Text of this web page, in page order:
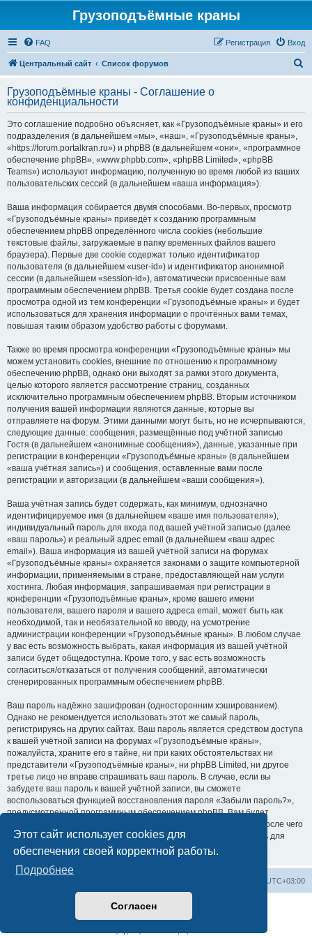
Этот сайт использует cookies для
обеспечения своей корректной работы.
Подробнее
Согласен
Грузоподъёмные краны
FAQ Вход
Регистрация
Центральный сайт Список форумов
с
Грузоподъёмные краны - Соглашение о
конфиденциальности
Это соглашение подробно объясняет, как «Грузоподъёмные краны» и его
подразделения (в дальнейшем «мы», «наш», «Грузоподъёмные краны»,
«https://forum.portalkran.ru») и phpBB (в дальнейшем «они», «программное
обеспечение phpBB», «www.phpbb.com», «phpBB Limited», «phpBB
Teams») используют информацию, полученную во время любой из ваших
пользовательских сессий (в дальнейшем «ваша информация»).
Ваша информация собирается двумя способами. Во-первых, просмотр
«Грузоподъёмные краны» приведёт к созданию программным
обеспечением phpBB определённого числа cookies (небольшие
текстовые файлы, загружаемые в папку временных файлов вашего
браузера). Первые две cookie содержат только идентификатор
пользователя (в дальнейшем «user-id») и идентификатор анонимной
сессии (в дальнейшем «session-id»), автоматически присвоенные вам
программным обеспечением phpBB. Третья cookie будет создана после
просмотра одной из тем конференции «Грузоподъёмные краны» и будет
использоваться для хранения информации о прочтённых вами темах,
повышая таким образом удобство работы с форумами.
Также во время просмотра конференции «Грузоподъёмные краны» мы
можем установить cookies, внешние по отношению к программному
обеспечению phpBB, однако они выходят за рамки этого документа,
целью которого является рассмотрение страниц, созданных
исключительно программным обеспечением phpBB. Вторым источником
получения вашей информации являются данные, которые вы
отправляете на форум. Этими данными могут быть, но не исчерпываются,
следующие данные: сообщения, размещённые под учётной записью
Гостя (в дальнейшем «анонимные сообщения»), данные, указанные при
регистрации в конференции «Грузоподъёмные краны» (в дальнейшем
«ваша учётная запись») и сообщения, оставленные вами после
регистрации и авторизации (в дальнейшем «ваши сообщения»).
Ваша учётная запись будет содержать, как минимум, однозначно
идентифицируемое имя (в дальнейшем «ваше имя пользователя»),
индивидуальный пароль для входа под вашей учётной записью (далее
«ваш пароль») и реальный адрес email (в дальнейшем «ваш адрес
email»). Ваша информация из вашей учётной записи на форумах
«Грузоподъёмные краны» охраняется законами о защите компьютерной
информации, применяемыми в стране, предоставляющей нам услуги
хостинга. Любая информация, запрашиваемая при регистрации в
конференции «Грузоподъёмные краны», кроме вашего имени
пользователя, вашего пароля и вашего адреса email, может быть как
необходимой, так и необязательной ко вводу, на усмотрение
администрации конференции «Грузоподъёмные краны». В любом случае
у вас есть возможность выбрать, какая информация из вашей учётной
записи будет общедоступна. Кроме того, у вас есть возможность
согласиться/отказаться от получения сообщений, автоматически
сгенерированных программным обеспечением phpBB.
Ваш пароль надёжно зашифрован (односторонним хэшированием).
Однако не рекомендуется использовать этот же самый пароль,
регистрируясь на других сайтах. Ваш пароль является средством доступа
к вашей учётной записи на форумах «Грузоподъёмные краны»,
пожалуйста, храните его в тайне, ни при каких обстоятельствах ни
представители «Грузоподъёмные краны», ни phpBB Limited, ни другое
третье лицо не вправе спрашивать ваш пароль. В случае, если вы
забудете ваш пароль к вашей учётной записи, вы сможете
воспользоваться функцией восстановления пароля «Забыли пароль?»,
предусмотренной программным обеспечением phpBB. Вам будет
необходимо ввести ваше имя пользователя и ваш адрес email, после чего
программное обеспечение phpBB сгенерирует вам новый пароль для
вашей учётной записи.
UTC+03:00
Создано на основеphpBB® Forum Software © phpBB Limited
Русская поддержка phpBB